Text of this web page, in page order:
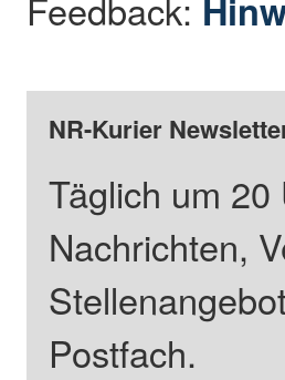
Feedback:
NR-Kurier
Täglich um
Nachrichten,
Postfach.